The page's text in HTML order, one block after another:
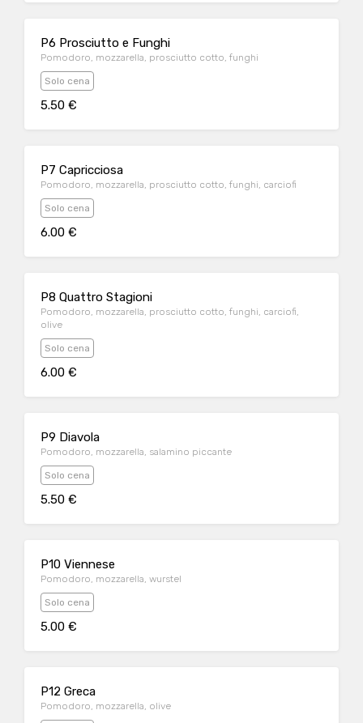
P6 Prosciutto e Funghi
Pomodoro, mozzarella, prosciutto cotto, funghi
Solo cena
5.50 €
P7 Capricciosa
Pomodoro, mozzarella, prosciutto cotto, funghi, carciofi
Solo cena
6.00 €
P8 Quattro Stagioni
Pomodoro, mozzarella, prosciutto cotto, funghi, carciofi,
olive
Solo cena
6.00 €
P9 Diavola
Pomodoro, mozzarella, salamino piccante
Solo cena
5.50 €
P10 Viennese
Pomodoro, mozzarella, wurstel
Solo cena
5.00 €
P12 Greca
Pomodoro, mozzarella, olive